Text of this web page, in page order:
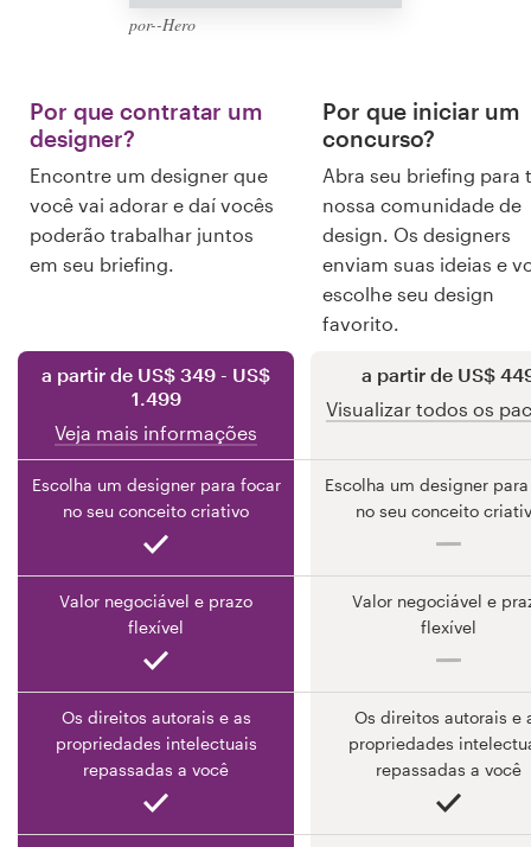
por--Hero
Por que contratar um
designer?
Encontre um designer que
você vai adorar e daí vocês
poderão trabalhar juntos
em seu briefing.
Por que iniciar um
concurso?
Abra seu briefing para
nossa comunidade de
design. Os designers
enviam suas ideias e
escolhe seu design
favorito.
a partir de US$ 349 - US$
1.499
Veja mais informações
a partir de US$
Visualizar todos os
Escolha um designer para focar
no seu conceito criativo
Escolha um designer
no seu conceito
Valor negociável e prazo
flexível
Valor negociável e
flexível
Os direitos autorais e as
propriedades intelectuais
repassadas a você
Os direitos autorais e
propriedades
repassadas a você
Suporte
+1 877 834 4534
Preços